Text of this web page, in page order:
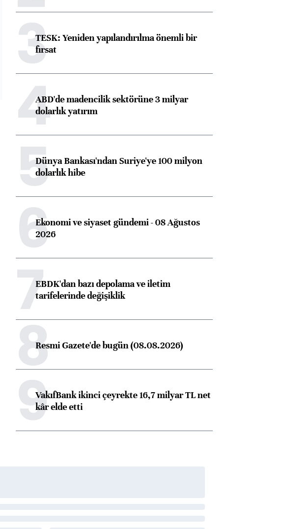
3TESK: Yeniden yapılandırılma önemli bir
fırsat
4ABD'de madencilik sektörüne 3 milyar
dolarlık yatırım
5Dünya Bankası'ndan Suriye'ye 100 milyon
dolarlık hibe
6Ekonomi ve siyaset gündemi - 08 Ağustos
2026
7EBDK'dan bazı depolama ve iletim
tarifelerinde değişiklik
8Resmi Gazete'de bugün (08.08.2026)
9VakıfBank ikinci çeyrekte 16,7 milyar TL net
kâr elde etti